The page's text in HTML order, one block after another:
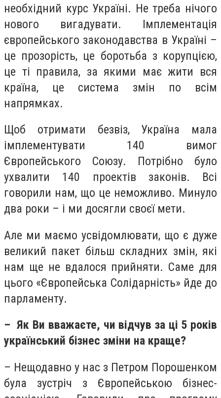
необхідний курс Україні. Не треба нічого
нового вигадувати. Імплементація
європейського законодавства в Україні –
це прозорість, це боротьба з корупцією,
це ті правила, за якими має жити вся
країна, це система змін по всім
напрямках.
Щоб отримати безвіз, Україна мала
імплементувати 140 вимог
Європейського Союзу. Потрібно було
ухвалити 140 проектів законів. Всі
говорили нам, що це неможливо. Минуло
два роки – і ми досягли своєї мети.
Але ми маємо усвідомлювати, що є дуже
великий пакет більш складних змін, які
нам ще не вдалося прийняти. Саме для
цього «Європейська Солідарність» йде до
парламенту.
– Як Ви вважаєте, чи відчув за ці 5 років
український бізнес зміни на краще?
– Нещодавно у нас з Петром Порошенком
була зустріч з Європейською бізнес-